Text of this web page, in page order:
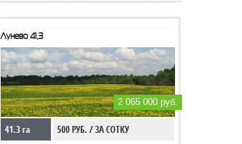
Лунево 41,3
2 065 000 руб.
41.3 га 500 РУБ. / ЗА СОТКУ